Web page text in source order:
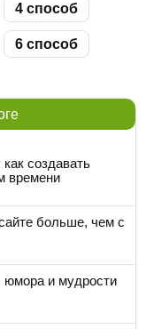
4 способ
6 способ
создавать
времени
больше, чем с
и мудрости